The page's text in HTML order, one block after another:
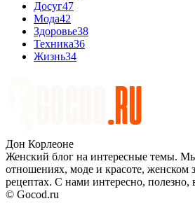
Досуг47
Мода42
Здоровье38
Техника36
Жизнь34
Дон Корлеоне
Женский блог на интересные темы.
отношениях, моде и красоте, женском
рецептах. С нами интересно, полезно,
© Gocod.ru